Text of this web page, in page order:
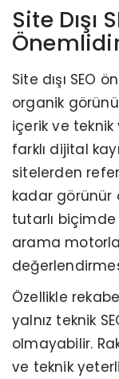
Site Dışı
Site dışı SEO
organik
içerik ve teknik
farklı dijital
sitelerden
kadar görünür
tutarlı
arama
Özellikle
yalnız teknik
olmayabilir.
ve teknik